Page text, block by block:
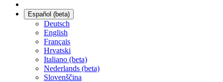
Español (beta)
Deutsch
English
Français
Hrvatski
Italiano (beta)
Nederlands (beta)
Slovenščina